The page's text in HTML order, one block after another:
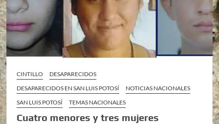
CINTILLO
DESAPARECIDOS
DESAPARECIDOS EN SAN LUIS POTOSÍ
NOTICIAS NACIONALES
SAN LUIS POTOSÍ
TEMAS NACIONALES
Cuatro menores y tres mujeres